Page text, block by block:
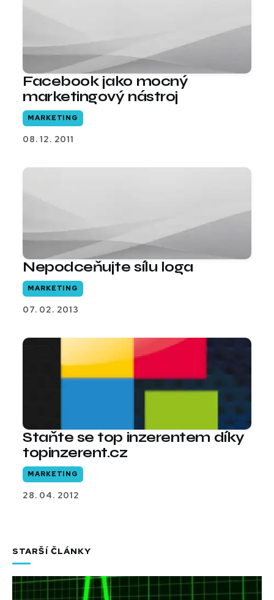
Facebook jako mocný
marketingový nástroj
MARKETING
08. 12. 2011
Nepodceňujte sílu loga
MARKETING
07. 02. 2013
Staňte se top inzerentem díky
topinzerent.cz
MARKETING
28. 04. 2012
STARŠÍ ČLÁNKY